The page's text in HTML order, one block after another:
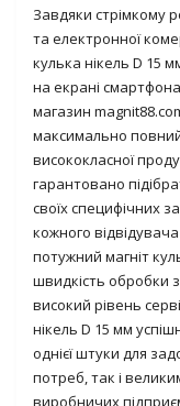
Завдяки стрімкому
та електронної
кулька нікель D 15
на екрані
магазин
максимально
висококласної
гарантовано
своїх специфічних
кожного
потужний магніт
швидкість обробки
високий рівень
нікель D 15 мм
однієї штуки для
потреб, так і
виробничих